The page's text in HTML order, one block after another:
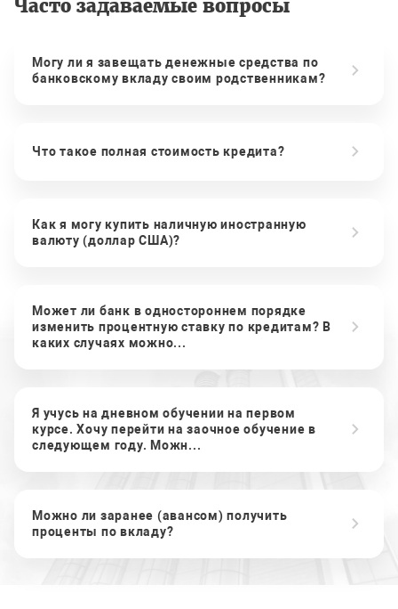
Часто задаваемые вопросы
Могу ли я завещать денежные средства по
банковскому вкладу своим родственникам?
Что такое полная стоимость кредита?
Как я могу купить наличную иностранную
валюту (доллар США)?
Может ли банк в одностороннем порядке
изменить процентную ставку по кредитам? В
каких случаях можно...
Я учусь на дневном обучении на первом
курсе. Хочу перейти на заочное обучение в
следующем году. Можн...
Можно ли заранее (авансом) получить
проценты по вкладу?